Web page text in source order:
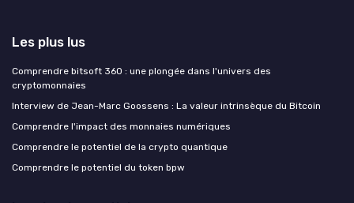
Les plus lus
Comprendre bitsoft 360 : une plongée dans l'univers des
cryptomonnaies
Interview de Jean-Marc Goossens : La valeur intrinsèque du Bitcoin
Comprendre l'impact des monnaies numériques
Comprendre le potentiel de la crypto quantique
Comprendre le potentiel du token bpw